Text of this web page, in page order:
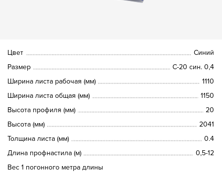
Цвет
Синий
Размер
С-20 син. 0,4
Ширина листа рабочая (мм)
1110
Ширина листа общая (мм)
1150
Высота профиля (мм)
20
Высота (мм)
2041
Толщина листа (мм)
0.4
Длина профнастила (м)
0,5-12
Вес 1 погонного метра длины